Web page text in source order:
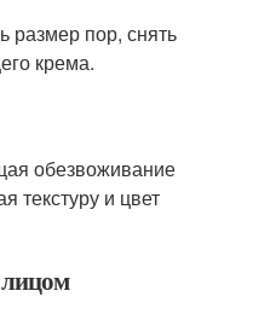
размер пор, снять
крема.
обезвоживание
текстуру и цвет
лицом